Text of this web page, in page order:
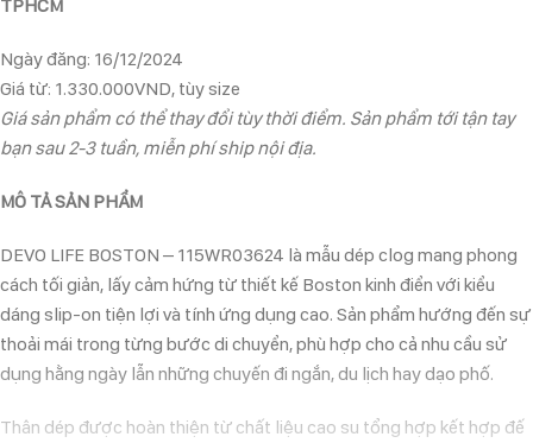
TPHCM
Ngày đăng: 16/12/2024
Giá từ: 1.330.000VND, tùy size
Giá sản phẩm có thể thay đổi tùy thời điểm. Sản phẩm tới tận tay
bạn sau 2-3 tuần, miễn phí ship nội địa.
MÔ TẢ SẢN PHẨM
DEVO LIFE BOSTON – 115WR03624 là mẫu dép clog mang phong
cách tối giản, lấy cảm hứng từ thiết kế Boston kinh điển với kiểu
dáng slip-on tiện lợi và tính ứng dụng cao. Sản phẩm hướng đến sự
thoải mái trong từng bước di chuyển, phù hợp cho cả nhu cầu sử
dụng hằng ngày lẫn những chuyến đi ngắn, du lịch hay dạo phố.
Thân dép được hoàn thiện từ chất liệu cao su tổng hợp kết hợp đế